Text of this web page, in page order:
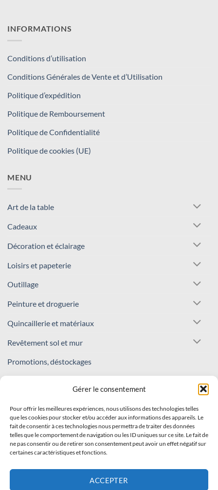
Gérer le consentement
Pour offrir les meilleures expériences, nous utilisons des technologies telles
que les cookies pour stocker et/ou accéder aux informations des appareils. Le
fait de consentir à ces technologies nous permettra de traiter des données
telles que le comportement de navigation ou les ID uniques sur ce site. Le fait de
ne pas consentir ou de retirer son consentement peut avoir un effet négatif sur
certaines caractéristiques et fonctions.
ACCEPTER
INFORMATIONS
Conditions d’utilisation
Conditions Générales de Vente et d’Utilisation
Politique d’expédition
Politique de Remboursement
Politique de Confidentialité
Politique de cookies (UE)
MENU
Art de la table
Cadeaux
Décoration et éclairage
Loisirs et papeterie
Outillage
Peinture et droguerie
Quincaillerie et matériaux
Revêtement sol et mur
Promotions, déstockages
REJOIGNEZ NOTRE COMMUNAUTÉ !
Inscrivez-vous à notre newsletter
Recevez nos offres et nouveautés en avant-première !